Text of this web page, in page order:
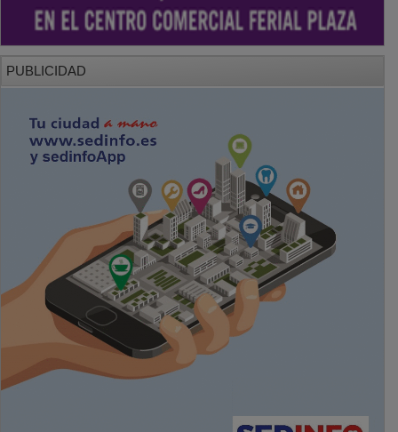
PUBLICIDAD